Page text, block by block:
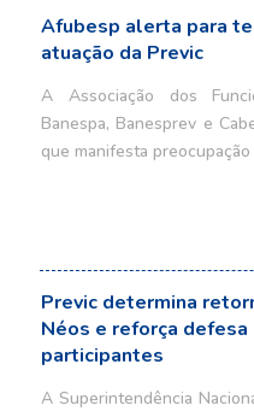
Afubesp alerta para
atuação da Previc
A Associação dos
Banespa, Banesprev e
que manifesta
Previc determina
Néos e reforça
participantes
A Superintendência